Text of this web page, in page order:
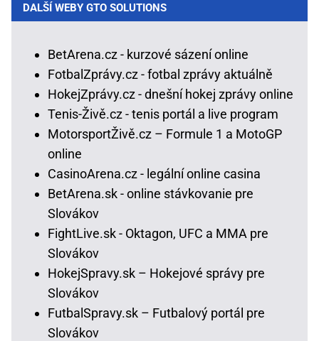
DALŠÍ WEBY GTO SOLUTIONS
BetArena.cz - kurzové sázení online
FotbalZprávy.cz - fotbal zprávy aktuálně
HokejZprávy.cz - dnešní hokej zprávy online
Tenis-Živě.cz - tenis portál a live program
MotorsportŽivě.cz – Formule 1 a MotoGP
online
CasinoArena.cz - legální online casina
BetArena.sk - online stávkovanie pre
Slovákov
FightLive.sk - Oktagon, UFC a MMA pre
Slovákov
HokejSpravy.sk – Hokejové správy pre
Slovákov
FutbalSpravy.sk – Futbalový portál pre
Slovákov